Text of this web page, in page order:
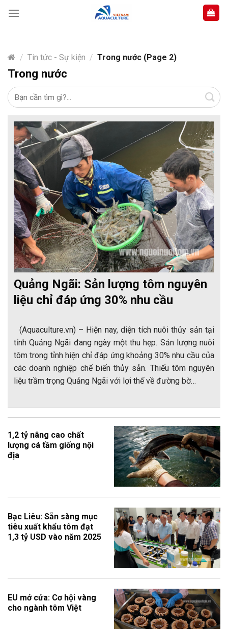
content
/ Tin tức - Sự kiện / Trong nước (Page 2)
Trong nước
Quảng Ngãi: Sản lượng tôm nguyên
liệu chỉ đáp ứng 30% nhu cầu
(Aquaculture.vn) – Hiện nay, diện tích nuôi thủy sản tại
tỉnh Quảng Ngãi đang ngày một thu hẹp. Sản lượng nuôi
tôm trong tỉnh hiện chỉ đáp ứng khoảng 30% nhu cầu của
các doanh nghiệp chế biến thủy sản. Thiếu tôm nguyên
liệu trầm trọng Quảng Ngãi với lợi thế về đường bờ…
1,2 tỷ nâng cao chất
lượng cá tầm giống nội
địa
Bạc Liêu: Sẵn sàng mục
tiêu xuất khẩu tôm đạt
1,3 tỷ USD vào năm 2025
EU mở cửa: Cơ hội vàng
cho ngành tôm Việt